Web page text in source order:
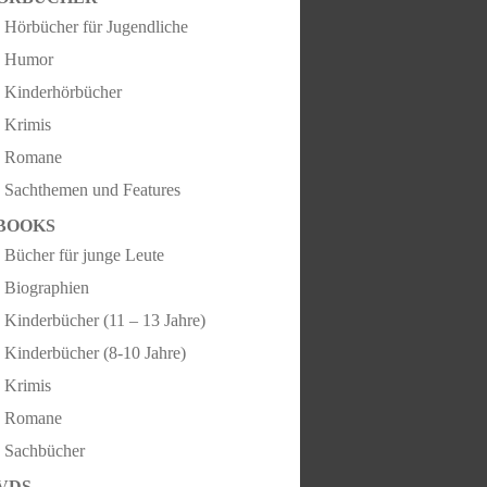
Hörbücher für Jugendliche
Humor
Kinderhörbücher
Krimis
Romane
Sachthemen und Features
Bücher für junge Leute
Biographien
Kinderbücher (11 – 13 Jahre)
Kinderbücher (8-10 Jahre)
Krimis
Romane
Sachbücher